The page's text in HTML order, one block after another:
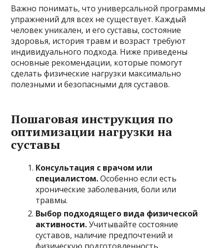
Важно понимать, что универсальной программы
упражнений для всех не существует. Каждый
человек уникален, и его суставы, состояние
здоровья, история травм и возраст требуют
индивидуального подхода. Ниже приведены
основные рекомендации, которые помогут
сделать физические нагрузки максимально
полезными и безопасными для суставов.
Пошаговая инструкция по
оптимизации нагрузки на
суставы
Консультация с врачом или
специалистом.Особенно если есть
хронические заболевания, боли или
травмы.
Выбор подходящего вида физической
активности.Учитывайте состояние
суставов, наличие предпочтений и
физическую подготовленность.